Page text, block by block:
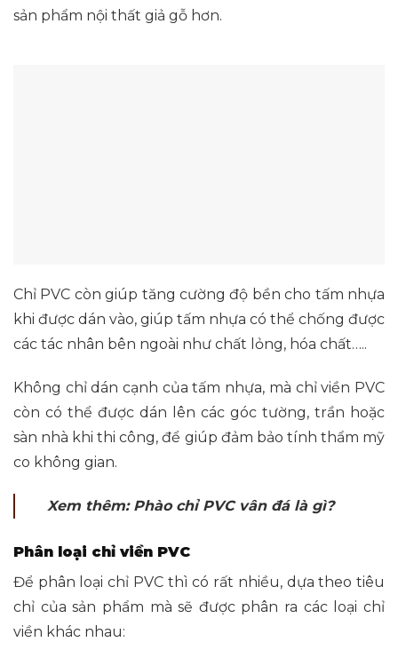
sản phẩm nội thất giả gỗ hơn.
Chỉ PVC còn giúp tăng cường độ bền cho tấm nhựa
khi được dán vào, giúp tấm nhựa có thể chống được
các tác nhân bên ngoài như chất lỏng, hóa chất…..
Không chỉ dán cạnh của tấm nhựa, mà chỉ viền PVC
còn có thể được dán lên các góc tường, trần hoặc
sàn nhà khi thi công, để giúp đảm bảo tính thẩm mỹ
co không gian.
Xem thêm: Phào chỉ PVC vân đá là gì?
Phân loại chỉ viền PVC
Để phân loại chỉ PVC thì có rất nhiều, dựa theo tiêu
chỉ của sản phẩm mà sẽ được phân ra các loại chỉ
viền khác nhau: